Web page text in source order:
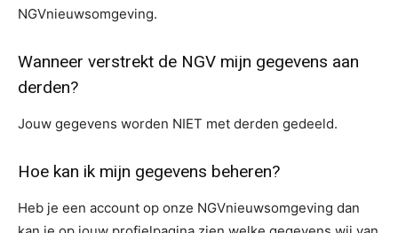
NGVnieuwsomgeving.
Wanneer verstrekt de NGV mijn gegevens aan
derden?
Jouw gegevens worden NIET met derden gedeeld.
Hoe kan ik mijn gegevens beheren?
Heb je een account op onze NGVnieuwsomgeving dan